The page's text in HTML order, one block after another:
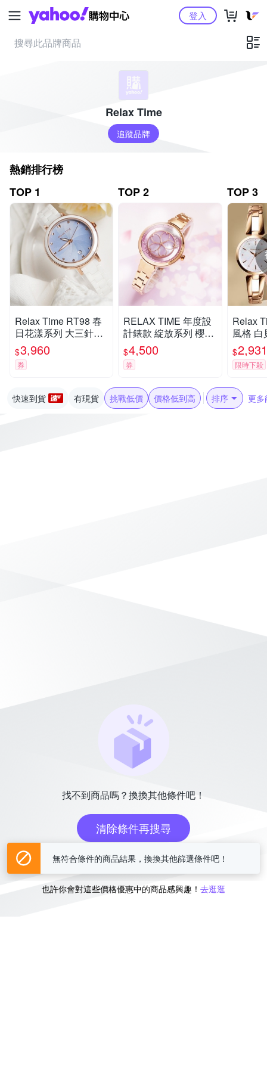
Yahoo購物中心登入
Relax Time
追蹤品牌
熱銷排行榜
TOP 1
Relax Time RT98 春
日花漾系列 大三針陶
瓷女錶-白x藍/36mm
RT-98-5 七夕寵愛季
送禮推薦
$3,960
券
TOP 2
RELAX TIME 年度設
計錶款 綻放系列 櫻花
手錶-粉紫 RT-72-6 七
夕寵愛季 送禮推薦
$4,500
券
TOP 3
Relax
風格 白
氣質
禮物 推
$2,931
限時下殺
快速到貨 有現貨 挑戰低價 價格低到高 排序 更多
找不到商品嗎？換換其他條件吧！
清除條件再搜尋
或
也許你會對這些價格優惠中的商品感興趣！ 去逛逛
無符合條件的商品結果，換換其他篩選條件吧！